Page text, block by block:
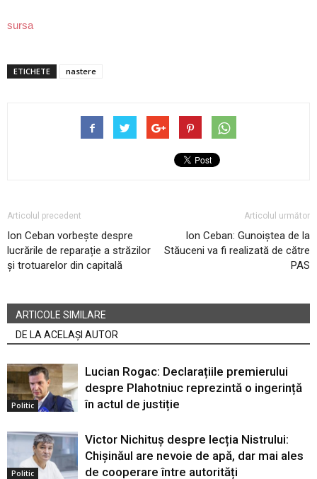
sursa
ETICHETE nastere
Articolul precedent
Ion Ceban vorbește despre
lucrările de reparație a străzilor
și trotuarelor din capitală
Articolul următor
Ion Ceban: Gunoiștea de la
Stăuceni va fi realizată de către
PAS
ARTICOLE SIMILARE
DE LA ACELAȘI AUTOR
Politic
Lucian Rogac: Declarațiile premierului
despre Plahotniuc reprezintă o ingerință
în actul de justiție
Politic
Victor Nichituș despre lecția Nistrului:
Chișinăul are nevoie de apă, dar mai ales
de cooperare între autorități